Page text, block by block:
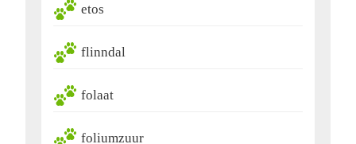
etos
flinndal
folaat
foliumzuur